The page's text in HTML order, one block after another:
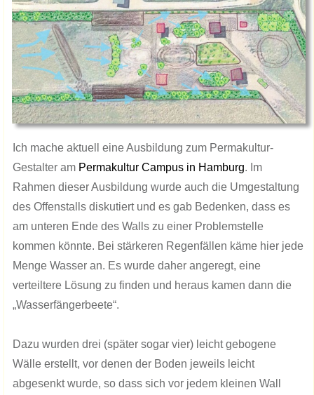
Ich mache aktuell eine Ausbildung zum Permakultur-
Gestalter am Permakultur Campus in Hamburg. Im
Rahmen dieser Ausbildung wurde auch die Umgestaltung
des Offenstalls diskutiert und es gab Bedenken, dass es
am unteren Ende des Walls zu einer Problemstelle
kommen könnte. Bei stärkeren Regenfällen käme hier jede
Menge Wasser an. Es wurde daher angeregt, eine
verteiltere Lösung zu finden und heraus kamen dann die
„Wasserfängerbeete“.
Dazu wurden drei (später sogar vier) leicht gebogene
Wälle erstellt, vor denen der Boden jeweils leicht
abgesenkt wurde, so dass sich vor jedem kleinen Wall